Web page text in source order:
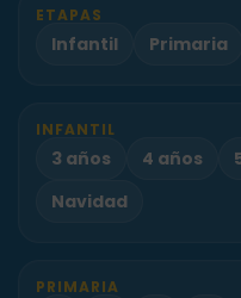
ETAPAS
Infantil Primaria
INFANTIL
3 años 4 años
Navidad
PRIMARIA